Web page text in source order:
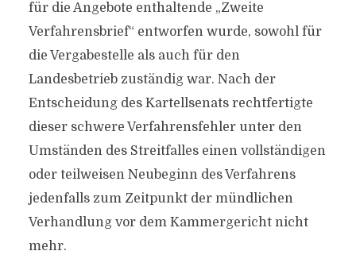
für die Angebote enthaltende „Zweite
Verfahrensbrief“ entworfen wurde, sowohl für
die Vergabestelle als auch für den
Landesbetrieb zuständig war. Nach der
Entscheidung des Kartellsenats rechtfertigte
dieser schwere Verfahrensfehler unter den
Umständen des Streitfalles einen vollständigen
oder teilweisen Neubeginn des Verfahrens
jedenfalls zum Zeitpunkt der mündlichen
Verhandlung vor dem Kammergericht nicht
mehr.